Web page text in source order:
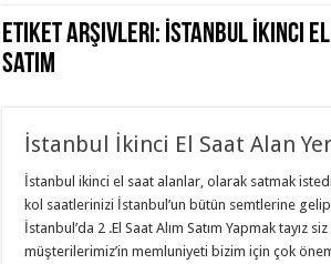
Etiket Arşivleri: İstanbul İkinci El
Satım
İstanbul İkinci El Saat Alan
İstanbul ikinci el saat alanlar, olarak satmak
kol saatlerinizi İstanbul’un bütün semtlerine
İstanbul’da 2 .El Saat Alım Satım Yapmak tayız
müşterilerimiz’in memluniyeti bizim için çok